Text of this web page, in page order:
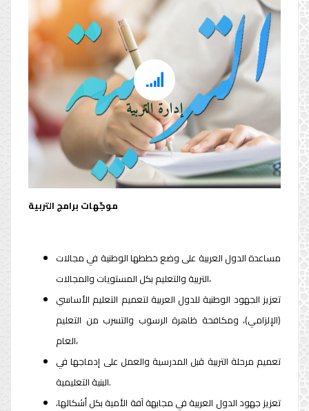
إدارة التربية
إدارة التربية
موجّهات برامج التربية
مساعدة الدول العربية على وضع خططها الوطنية في مجالات
التربية والتعليم بكل المستويات والمجالات،
تعزيز الجهود الوطنية للدول العربية لتعميم التعليم الأساسي
(الإلزامي)، ومكافحة ظاهرة الرسوب والتسرب من التعليم
العام،
تعميم مرحلة التربية قبل المدرسية والعمل على إدماجها في
البنية التعليمية.
تعزيز جهود الدول العربية في مجابهة آفة الأمية بكل أشكالها،